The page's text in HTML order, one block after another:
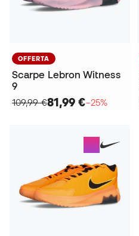
OFFERTA
Scarpe Lebron Witness
9
109,99 €81,99 €−25%